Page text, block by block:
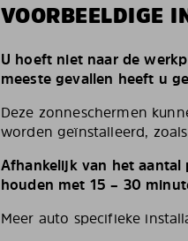
VOORBEELDIGE
U hoeft niet naar de
meeste gevallen heeft u
Deze zonneschermen
worden geïnstalleerd,
Afhankelijk van het
houden met 15 – 30
Meer auto specifieke